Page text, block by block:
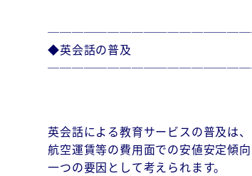
◆英会話の普及
英会話による教育サービスの普及は
航空運賃等の費用面での安値安定傾
一つの要因として考えられます。